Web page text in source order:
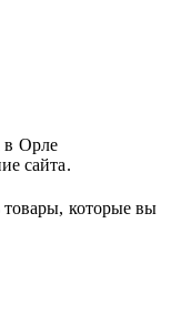
в Орле
сайта.
товары, которые вы